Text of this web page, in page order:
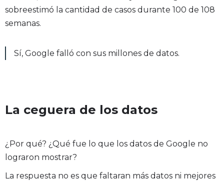
sobreestimó la cantidad de casos durante 100 de 108
semanas.
Sí, Google falló con sus millones de datos.
La ceguera de los datos
¿Por qué? ¿Qué fue lo que los datos de Google no
lograron mostrar?
La respuesta no es que faltaran más datos ni mejores